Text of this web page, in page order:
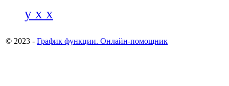
y x x
© 2023 - График функции. Онлайн-помощник